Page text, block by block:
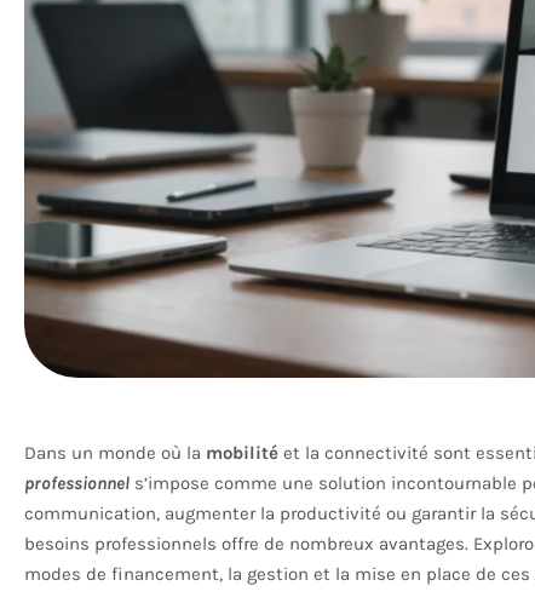
Dans un monde où la mobilité et la connectivité sont
professionnel s’impose comme une solution incontournable
communication, augmenter la productivité ou garantir la
besoins professionnels offre de nombreux avantages.
modes de financement, la gestion et la mise en place de